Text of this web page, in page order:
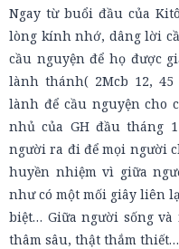
Ngay từ buổi đầu của
lòng kính nhớ, dâng lời
cầu nguyện để họ được
lành thánh( 2Mcb 12,
lành để cầu nguyện
nhủ của GH đầu tháng
người ra đi để mọi người
huyền nhiệm vì giữa
như có một mối giây liên
biệt… Giữa người sống
thâm sâu, thật thắm thiết…